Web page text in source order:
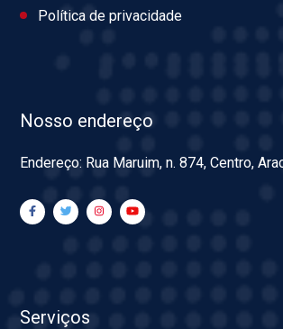
Política de privacidade
Nosso endereço
Endereço: Rua Maruim, n. 874, Centro,
Serviços